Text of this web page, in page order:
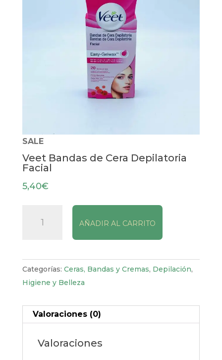
SALE
Veet Bandas de Cera Depilatoria
Facial
5,40€
Bandas
Depilatoria
Facial
AÑADIR AL CARRITO
Categorías: Ceras, Bandas y Cremas, Depilación,
Higiene y Belleza
Valoraciones (0)
Valoraciones